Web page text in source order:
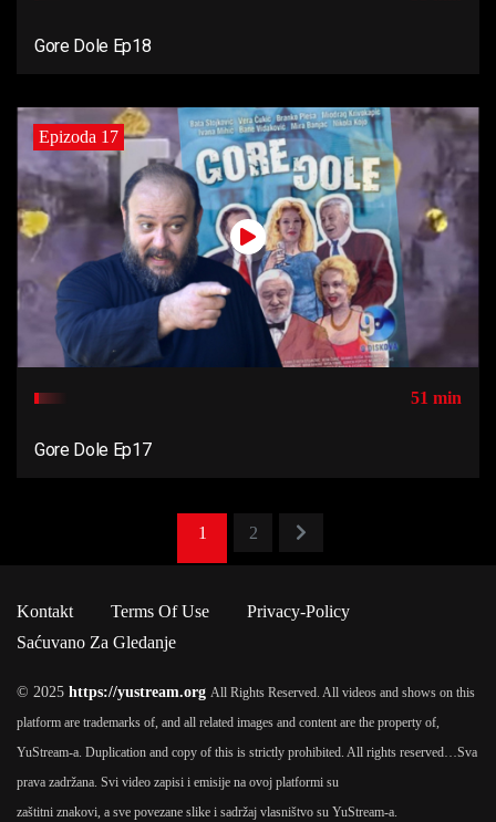
Gore Dole Ep18
Epizoda 17
51 min
Gore Dole Ep17
1 2
Kontakt Terms Of Use
Privacy-Policy
Saćuvano Za Gledanje
© 2025 https://yustream.org All Rights Reserved. All videos and shows on this
platform are trademarks of, and all related images and content are the property of,
YuStream-a. Duplication and copy of this is strictly prohibited. All rights reserved… Sva
prava zadržana. Svi video zapisi i emisije na ovoj platformi su
zaštitni znakovi, a sve povezane slike i sadržaj vlasništvo su YuStream-a.